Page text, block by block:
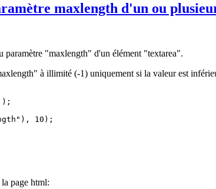
maxlength d'un ou
"maxlength" d'un élément "textarea".
à illimité (-1) uniquement si la valeur est
10);
page html: